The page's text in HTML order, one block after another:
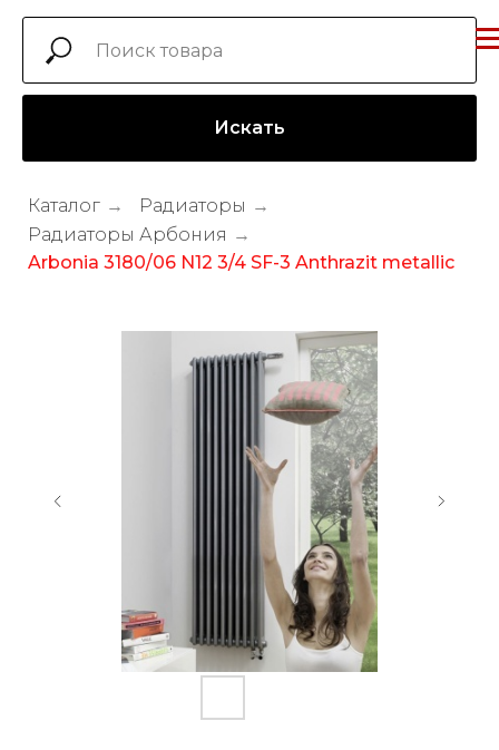
Искать
Каталог → Радиаторы →
Радиаторы Арбония →
Arbonia 3180/06 N12 3/4 SF-3 Anthrazit metallic